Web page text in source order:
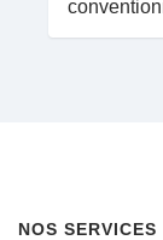
NOS SERVICES